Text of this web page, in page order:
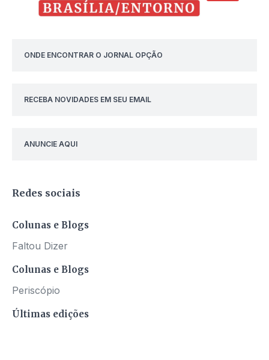
ONDE ENCONTRAR O JORNAL OPÇÃO
RECEBA NOVIDADES EM SEU EMAIL
ANUNCIE AQUI
Redes sociais
Colunas e Blogs
Faltou Dizer
Colunas e Blogs
Periscópio
Últimas edições